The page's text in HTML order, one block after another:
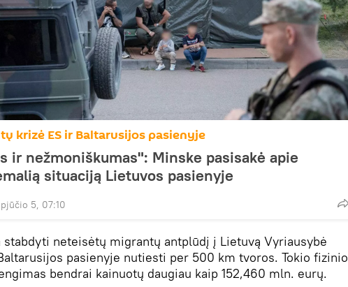
krizė ES ir Baltarusijos pasienyje
ir nežmoniškumas": Minske pasisakė apie
situaciją Lietuvos pasienyje
5, 07:10
stabdyti neteisėtų migrantų antplūdį į Lietuvą Vyriausybė
pasienyje nutiesti per 500 km tvoros. Tokio fizinio
bendrai kainuotų daugiau kaip 152,460 mln. eurų.